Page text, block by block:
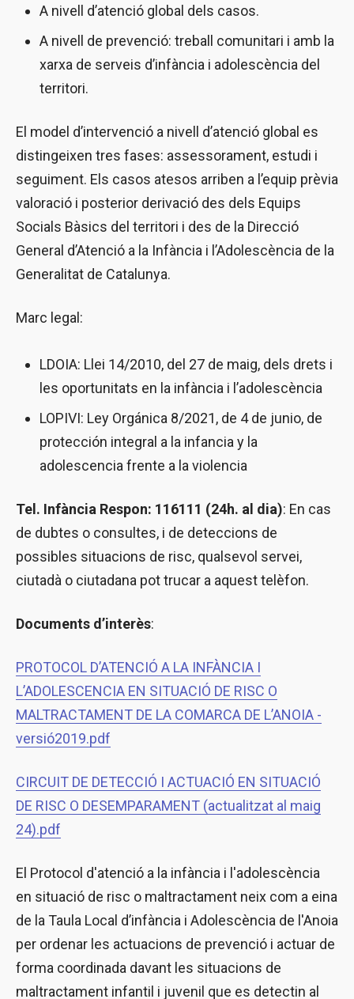
A nivell d’atenció global dels casos.
A nivell de prevenció: treball comunitari i amb la
xarxa de serveis d’infància i adolescència del
territori.
El model d’intervenció a nivell d’atenció global es
distingeixen tres fases: assessorament, estudi i
seguiment. Els casos atesos arriben a l’equip prèvia
valoració i posterior derivació des dels Equips
Socials Bàsics del territori i des de la Direcció
General d’Atenció a la Infància i l’Adolescència de la
Generalitat de Catalunya.
Marc legal:
LDOIA: Llei 14/2010, del 27 de maig, dels drets i
les oportunitats en la infància i l’adolescència
LOPIVI: Ley Orgánica 8/2021, de 4 de junio, de
protección integral a la infancia y la
adolescencia frente a la violencia
Tel. Infància Respon: 116111 (24h. al dia): En cas
de dubtes o consultes, i de deteccions de
possibles situacions de risc, qualsevol servei,
ciutadà o ciutadana pot trucar a aquest telèfon.
Documents d’interès:
PROTOCOL D’ATENCIÓ A LA INFÀNCIA I
L’ADOLESCENCIA EN SITUACIÓ DE RISC O
MALTRACTAMENT DE LA COMARCA DE L’ANOIA -
versió2019.pdf
CIRCUIT DE DETECCIÓ I ACTUACIÓ EN SITUACIÓ
DE RISC O DESEMPARAMENT (actualitzat al maig
24).pdf
El Protocol d'atenció a la infància i l'adolescència
en situació de risc o maltractament neix com a eina
de la Taula Local d’infància i Adolescència de l'Anoia
per ordenar les actuacions de prevenció i actuar de
forma coordinada davant les situacions de
maltractament infantil i juvenil que es detectin al